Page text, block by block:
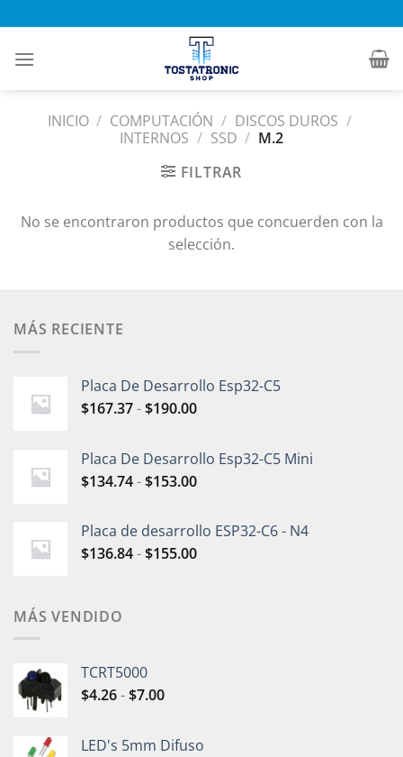
al
contenido
INICIO / COMPUTACIÓN / DISCOS DUROS /
INTERNOS / SSD / M.2
FILTRAR
No se encontraron productos que concuerden con la
selección.
MÁS RECIENTE
Placa De Desarrollo Esp32-C5
$167.37-$190.00
Placa De Desarrollo Esp32-C5 Mini
$134.74-$153.00
Placa de desarrollo ESP32-C6 - N4
$136.84-$155.00
MÁS VENDIDO
TCRT5000
$4.26-$7.00
LED's 5mm Difuso